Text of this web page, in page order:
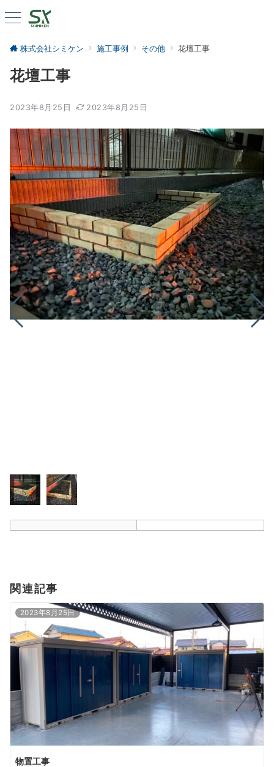
株式会社シミケン 施工事例 その他 花壇工事
花壇工事
2023年8月25日 2023年8月25日
関連記事
2023年8月25日
物置工事